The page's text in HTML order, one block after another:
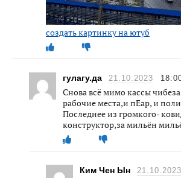
создать картинку на ютуб
гулагу.да 21.10.2023
Снова всё мимо кассы
рабочие места,и пЕар, и
Последнее из громкого-
конструктор,за мильён
Ким Чен Ын 21.10.2023